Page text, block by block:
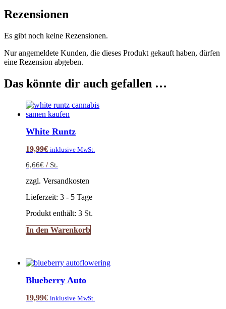
Rezensionen
Es gibt noch keine Rezensionen.
Nur angemeldete Kunden, die dieses Produkt gekauft haben, dürfen
eine Rezension abgeben.
Das könnte dir auch gefallen …
White Runtz
19,99€ inklusive MwSt.
6,66€ / St.
zzgl. Versandkosten
Lieferzeit:3 - 5 Tage
Produkt enthält: 3 St.
In den Warenkorb
Blueberry Auto
19,99€ inklusive MwSt.